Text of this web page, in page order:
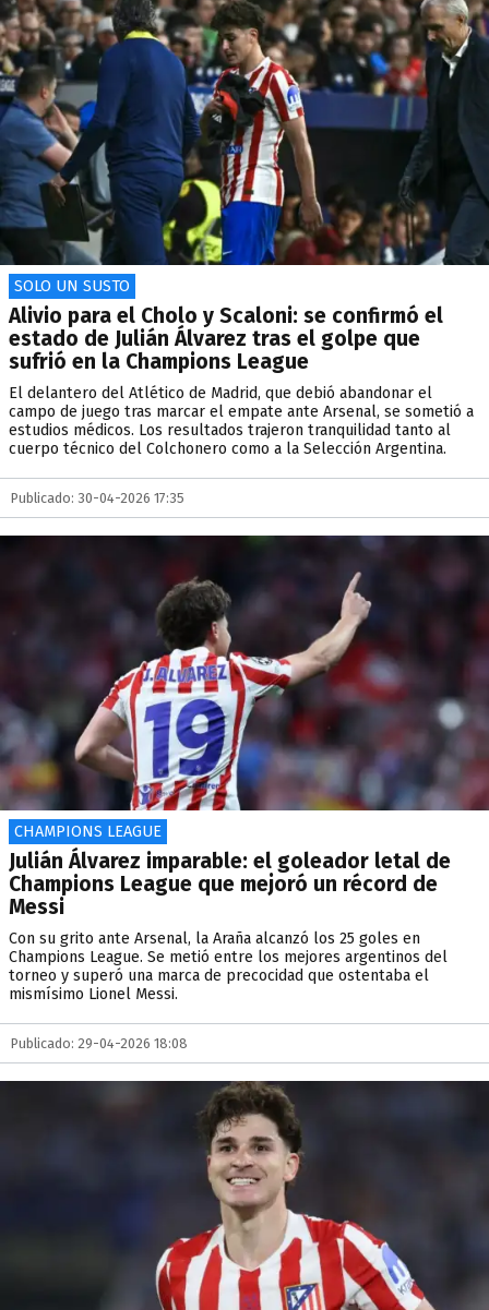
SOLO UN SUSTO
Alivio para el Cholo y Scaloni: se confirmó el
estado de Julián Álvarez tras el golpe que
sufrió en la Champions League
El delantero del Atlético de Madrid, que debió abandonar el
campo de juego tras marcar el empate ante Arsenal, se sometió a
estudios médicos. Los resultados trajeron tranquilidad tanto al
cuerpo técnico del Colchonero como a la Selección Argentina.
Publicado: 30-04-2026 17:35
CHAMPIONS LEAGUE
Julián Álvarez imparable: el goleador letal de
Champions League que mejoró un récord de
Messi
Con su grito ante Arsenal, la Araña alcanzó los 25 goles en
Champions League. Se metió entre los mejores argentinos del
torneo y superó una marca de precocidad que ostentaba el
mismísimo Lionel Messi.
Publicado: 29-04-2026 18:08